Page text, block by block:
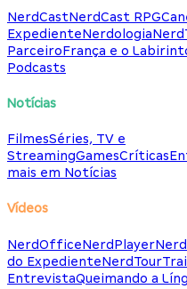
NerdCastNerdCast RPG
ExpedienteNerdologia
ParceiroFrança e o
Podcasts
Notícias
FilmesSéries, TV e
StreamingGamesCríticas
mais em Notícias
Vídeos
NerdOfficeNerdPlayer
do ExpedienteNerdTour
EntrevistaQueimando a